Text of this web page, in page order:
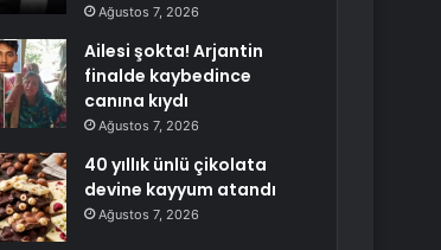
Ağustos 7, 2026
Ailesi şokta! Arjantin
finalde kaybedince
canına kıydı
Ağustos 7, 2026
40 yıllık ünlü çikolata
devine kayyum atandı
Ağustos 7, 2026